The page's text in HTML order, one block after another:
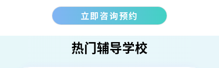
立即咨询预约
热门辅导学校